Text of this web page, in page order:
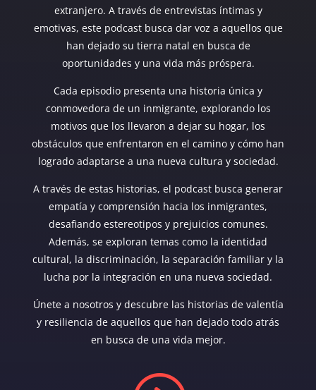
extranjero. A través de entrevistas íntimas y
emotivas, este podcast busca dar voz a aquellos que
han dejado su tierra natal en busca de
oportunidades y una vida más próspera.
Cada episodio presenta una historia única y
conmovedora de un inmigrante, explorando los
motivos que los llevaron a dejar su hogar, los
obstáculos que enfrentaron en el camino y cómo han
logrado adaptarse a una nueva cultura y sociedad.
A través de estas historias, el podcast busca generar
empatía y comprensión hacia los inmigrantes,
desafiando estereotipos y prejuicios comunes.
Además, se exploran temas como la identidad
cultural, la discriminación, la separación familiar y la
lucha por la integración en una nueva sociedad.
Únete a nosotros y descubre las historias de valentía
y resiliencia de aquellos que han dejado todo atrás
en busca de una vida mejor.